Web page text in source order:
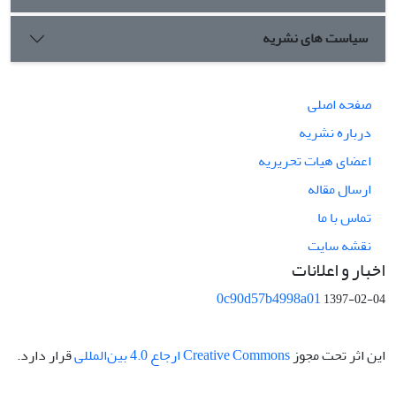
سیاست های نشریه
صفحه اصلی
درباره نشریه
اعضای هیات تحریریه
ارسال مقاله
تماس با ما
نقشه سایت
اخبار و اعلانات
0c90d57b4998a011397-02-04
این اثر تحت مجوز Creative Commons ارجاع 4.0 بین‌المللی قرار دارد.